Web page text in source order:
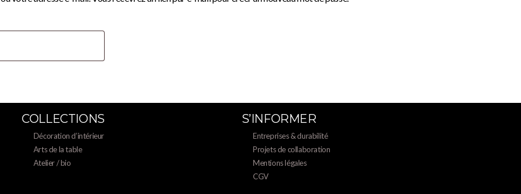
COLLECTIONS
Décoration d’intérieur
Arts de la table
Atelier / bio
S’INFORMER
Entreprises & durabilité
Projets de collaboration
Mentions légales
CGV